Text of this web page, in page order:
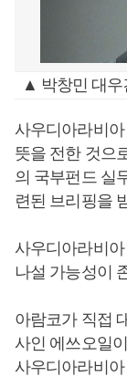
▲ 박창민 대우
사우디아라비
뜻을 전한 것으
의 국부펀드 실
련된 브리핑을
사우디아라비
나설 가능성이
아람코가 직접
사인 에쓰오일
사우디아라비